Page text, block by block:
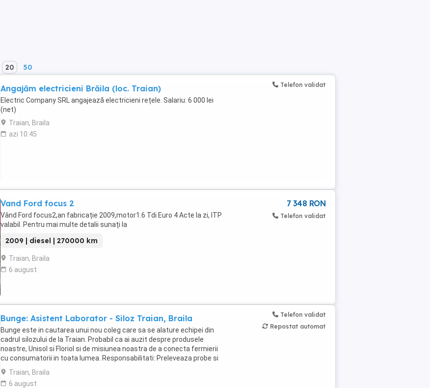
20 50
Angajăm electricieni Brăila (loc. Traian)
Electric Company SRL angajează electricieni rețele. Salariu: 6 000 lei
(net)
Traian, Braila
azi 10:45
Telefon validat
Vand Ford focus 2
Vând Ford focus2,an fabricație 2009,motor1.6 Tdi Euro 4 Acte la zi, ITP
valabil. Pentru mai multe detalii sunați la
2009 | diesel | 270000 km
Traian, Braila
6 august
7 348 RON
Telefon validat
Bunge: Asistent Laborator - Siloz Traian, Braila
Bunge este in cautarea unui nou coleg care sa se alature echipei din
cadrul silozului de la Traian. Probabil ca ai auzit despre produsele
noastre, Unisol si Floriol si de misiunea noastra de a conecta fermierii
cu consumatorii in toata lumea. Responsabilitati: Preleveaza probe si
le analizeaza ...
Traian, Braila
6 august
Telefon validat
Repostat automat